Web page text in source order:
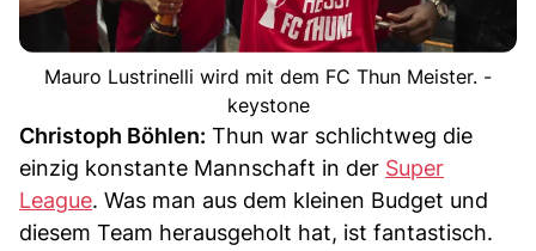
Mauro Lustrinelli wird mit dem FC Thun Meister. -
keystone
Christoph Böhlen: Thun war schlichtweg die
einzig konstante Mannschaft in der Super
League. Was man aus dem kleinen Budget und
diesem Team herausgeholt hat, ist fantastisch.